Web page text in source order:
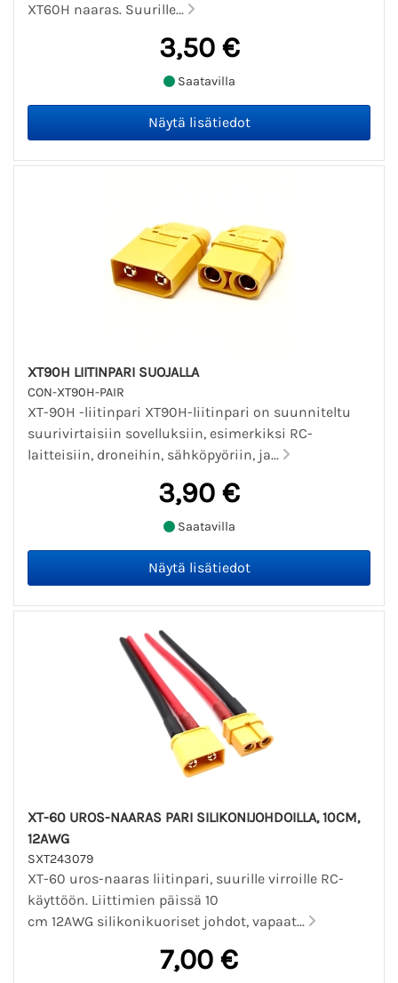
XT60H naaras. Suurille...
3,50 €
Saatavilla
XT90H LIITINPARI SUOJALLA
CON-XT90H-PAIR
XT-90H -liitinpari XT90H-liitinpari on suunniteltu
suurivirtaisiin sovelluksiin, esimerkiksi RC-
laitteisiin, droneihin, sähköpyöriin, ja...
3,90 €
Saatavilla
XT-60 UROS-NAARAS PARI SILIKONIJOHDOILLA, 10CM,
12AWG
SXT243079
XT-60 uros-naaras liitinpari, suurille virroille RC-
käyttöön. Liittimien päissä 10
cm 12AWG silikonikuoriset johdot, vapaat...
7,00 €